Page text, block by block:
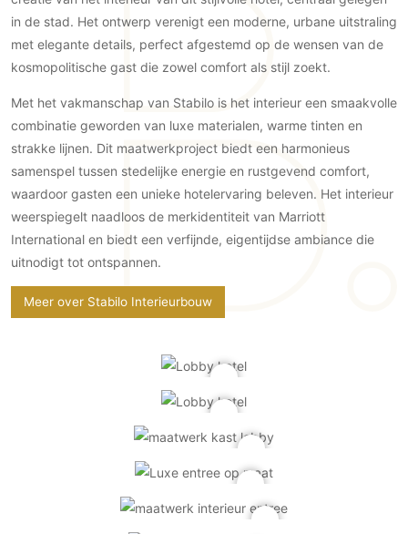
Keukens
Keukenaccessoires
Keukenkranen
Ramen en deuren
Binnendeuren
Aluminium deuren
Houten deuren
Stalen deuren
Autolift
3D visualisaties
Gevel
Gevelbekleding
Gevelstenen
Houten gevelbekleding
Stucwerk
Schilderwerk buiten
Buitenvloeren
Houten buitenvloeren
Natuursteen en keramiek
buitenvloeren
Vlonders
Zonwering
Zonwering buiten
Bijgebouw / Poolhouse
Terrasoverkapping
Tuin
Villa
Zwembad
Zakelijk
Horeca
Kantoor
in de stad. Het ontwerp verenigt een moderne, urbane uitstraling
met elegante details, perfect afgestemd op de wensen van de
kosmopolitische gast die zowel comfort als stijl zoekt.
Met het vakmanschap van Stabilo is het interieur een smaakvolle
combinatie geworden van luxe materialen, warme tinten en
strakke lijnen. Dit maatwerkproject biedt een harmonieus
samenspel tussen stedelijke energie en rustgevend comfort,
waardoor gasten een unieke hotelervaring beleven. Het interieur
weerspiegelt naadloos de merkidentiteit van Marriott
International en biedt een verfijnde, eigentijdse ambiance die
uitnodigt tot ontspannen.
Meer over Stabilo Interieurbouw